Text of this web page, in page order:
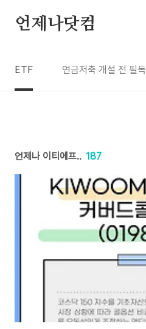
언제나닷컴
ETF 연금저축 개설 전 필독
언제나 이티에프.. 187